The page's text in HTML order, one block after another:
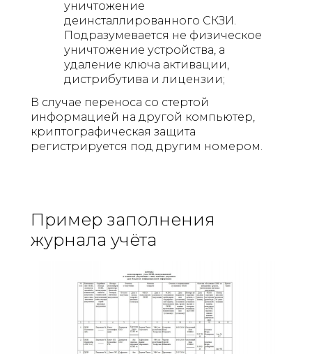
уничтожение
деинсталлированного СКЗИ.
Подразумевается не физическое
уничтожение устройства, а
удаление ключа активации,
дистрибутива и лицензии;
В случае переноса со стертой
информацией на другой компьютер,
криптографическая защита
регистрируется под другим номером.
Пример заполнения
журнала учёта